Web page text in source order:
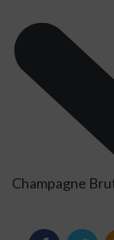
Champagne